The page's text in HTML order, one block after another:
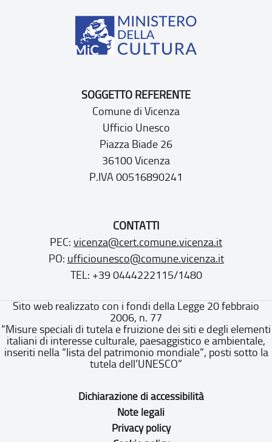
SOGGETTO REFERENTE
Comune di Vicenza
Ufficio Unesco
Piazza Biade 26
36100 Vicenza
P.IVA 00516890241
CONTATTI
PEC: vicenza@cert.comune.vicenza.it
PO: ufficiounesco@comune.vicenza.it
TEL: +39 0444222115/1480
Sito web realizzato con i fondi della Legge 20 febbraio
2006, n. 77
“Misure speciali di tutela e fruizione dei siti e degli elementi
italiani di interesse culturale, paesaggistico e ambientale,
inseriti nella “lista del patrimonio mondiale”, posti sotto la
tutela dell’UNESCO”
Dichiarazione di accessibilità
Note legali
Privacy policy